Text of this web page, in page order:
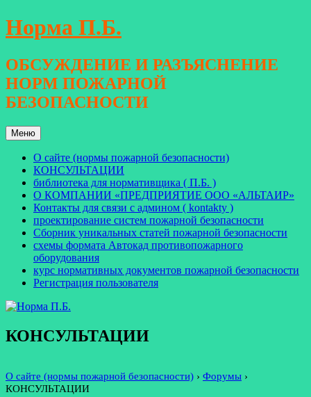
Перейти
к
Норма П.Б.
ОБСУЖДЕНИЕ И РАЗЪЯСНЕНИЕ
НОРМ ПОЖАРНОЙ
БЕЗОПАСНОСТИ
Меню
О сайте (нормы пожарной безопасности)
КОНСУЛЬТАЦИИ
библиотека для нормативщика ( П.Б. )
О КОМПАНИИ «ПРЕДПРИЯТИЕ ООО «АЛЬТАИР»
Контакты для связи с админом ( kontakty )
проектирование систем пожарной безопасности
Сборник уникальных статей пожарной безопасности
схемы формата Автокад противопожарного
оборудования
курс нормативных документов пожарной безопасности
Регистрация пользователя
КОНСУЛЬТАЦИИ
О сайте (нормы пожарной безопасности) › Форумы ›
КОНСУЛЬТАЦИИ